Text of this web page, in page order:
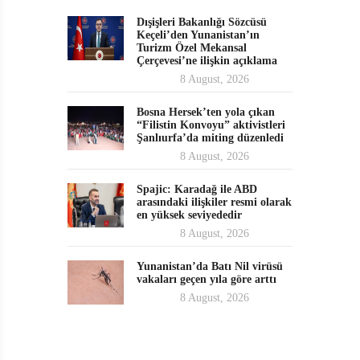
Dışişleri Bakanlığı Sözcüsü
Keçeli’den Yunanistan’ın
Turizm Özel Mekansal
Çerçevesi’ne ilişkin açıklama
8 August, 2026
Bosna Hersek’ten yola çıkan
“Filistin Konvoyu” aktivistleri
Şanlıurfa’da miting düzenledi
8 August, 2026
Spajic: Karadağ ile ABD
arasındaki ilişkiler resmi olarak
en yüksek seviyededir
8 August, 2026
Yunanistan’da Batı Nil virüsü
vakaları geçen yıla göre arttı
8 August, 2026